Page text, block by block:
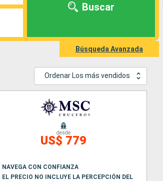
Buscar
Búsqueda Avanzada
Ordenar Los más vendidos
desde
US$ 779
NAVEGA CON CONFIANZA
EL PRECIO NO INCLUYE LA PERCEPCIÓN DEL